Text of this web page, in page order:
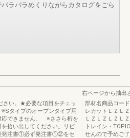
ラパラめくりながらカタログをごら
さい。★必要な項目をチェッ
タイプのオープンタイプ用
応できません。 ※ささら桁を
拾い出してください。リビ
発注書①必ず発注書①②をセ
右ページから抽出
部材名商品コー
レカットＬＺＬ
ＬＺＬＺＬＺＬ
トレイン・
せんので予めご